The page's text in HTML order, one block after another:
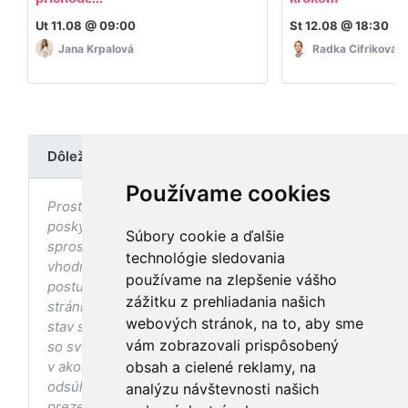
Používame cookies
Súbory cookie a ďalšie
technológie sledovania
používame na zlepšenie vášho
zážitku z prehliadania našich
webových stránok, na to, aby sme
vám zobrazovali prispôsobený
obsah a cielené reklamy, na
analýzu návštevnosti našich
Ut 11.08 @ 09:00
Jana Krpalová
St 12.08 @ 18:30
Radka Cifriková
Dôležité upozornenie
Prostredníctvom stránky nedochádza k
poskytovaniu zdravotnej starostlivosti, ani k jej
sprostredkovaniu, ani k jej nahrádzaniu. O
vhodných postupoch v oblasti zdravia, vhodnosti
postupov a odporúčaní prezentovaných na
stránke s ohľadom na Váš zdravotný
stav sa pred ich aplikáciou vždy vopred poraďte
so svojím ošetrujúcim lekárom, a to najmä ak ste
v akomkoľvek štádiu tehotenstva. Bez
odsúhlasenia postupov a odporúčaní